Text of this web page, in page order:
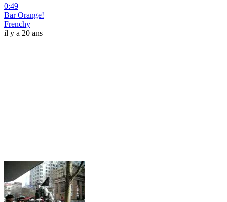
0:49
Bar Orange!
Frenchy
il y a 20 ans